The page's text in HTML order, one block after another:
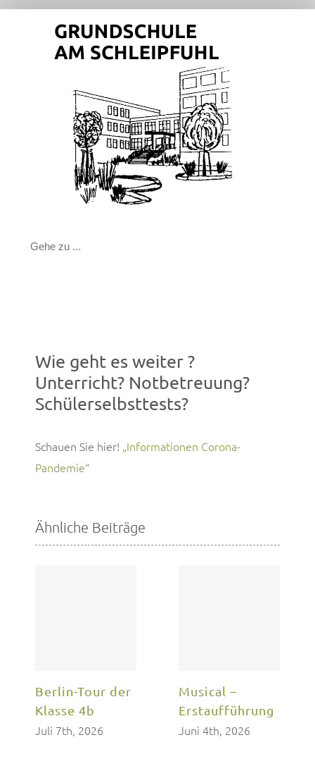
Gehe zu ...
Wie geht es weiter ?
Unterricht? Notbetreuung?
Schülerselbsttests?
Schauen Sie hier! „Informationen Corona-
Pandemie“
Ähnliche Beiträge
Berlin-Tour der
Klasse 4b
Juli 7th, 2026
Musical –
Erstaufführung
Juni 4th, 2026